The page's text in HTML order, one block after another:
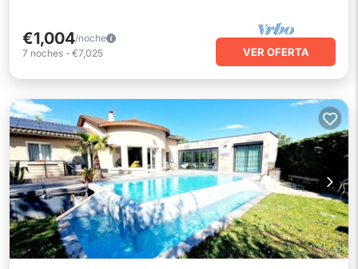
€1,004/noche
7 noches - €7,025 VER OFERTA